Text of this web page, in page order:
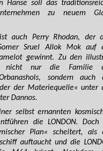
Hanse soll das
zu neuem
auch Perry Rhodan, der
Sruel Allok Mok auf
gewinnt. Zu den
nicht nur die Familie
sondern auch
der Materiequelle« unter
Dannos.
selbst ernannten
die LONDON. Doch
Plan« scheitert, als
auftaucht und die